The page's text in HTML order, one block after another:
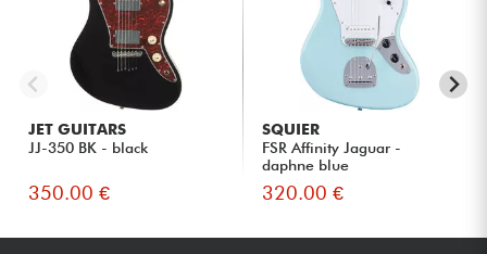
JET GUITARS
JJ-350 BK - black
350.00 €
SQUIER
FSR Affinity Jaguar -
daphne blue
320.00 €